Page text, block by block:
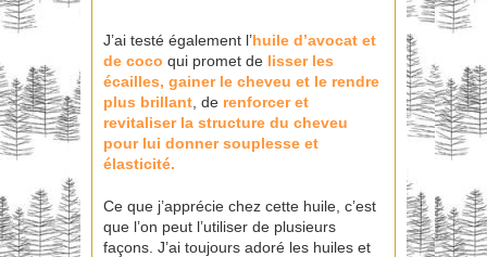
J’ai testé également l’huile d’avocat et
de coco qui promet de lisser les
écailles, gainer le cheveu et le rendre
plus brillant , de renforcer et
revitaliser la structure du cheveu
pour lui donner souplesse et
élasticité.
Ce que j’apprécie chez cette huile, c’est
que l’on peut l’utiliser de plusieurs
façons. J’ai toujours adoré les huiles et